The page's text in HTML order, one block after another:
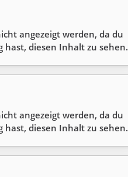
angezeigt werden, da du
hast, diesen Inhalt zu sehen.
angezeigt werden, da du
hast, diesen Inhalt zu sehen.